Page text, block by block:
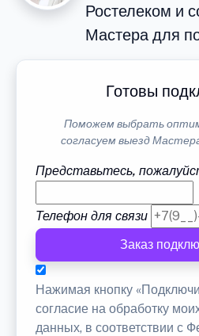
Ростелеком и
Мастера для
Готовы
Поможем выбрать
согласуем выезд
Представьтесь,
Телефон для связи
Заказ
Нажимая кнопку
согласие на обработку
данных, в соответствии с